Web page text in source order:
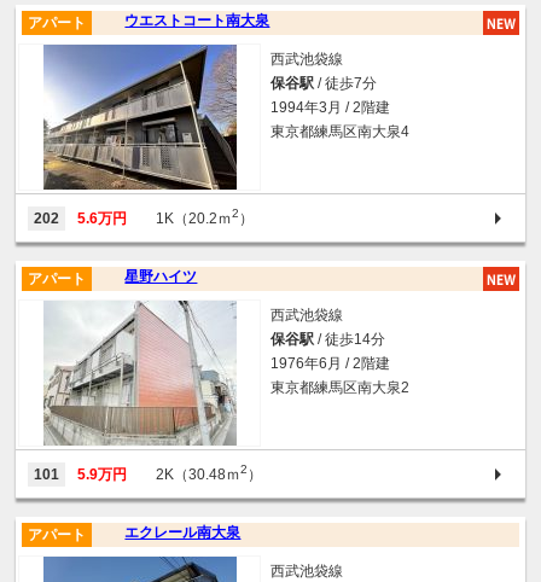
ウエストコート南大泉
アパート
西武池袋線
保谷駅 / 徒歩7分
1994年3月 / 2階建
東京都練馬区南大泉4
202 5.6万円 1K（20.2ｍ2 ）
星野ハイツ
アパート
西武池袋線
保谷駅 / 徒歩14分
1976年6月 / 2階建
東京都練馬区南大泉2
101 5.9万円 2K（30.48ｍ2 ）
エクレール南大泉
アパート
西武池袋線